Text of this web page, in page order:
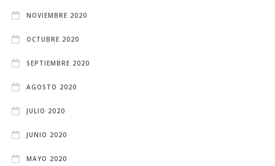
NOVIEMBRE 2020
OCTUBRE 2020
SEPTIEMBRE 2020
AGOSTO 2020
JULIO 2020
JUNIO 2020
MAYO 2020